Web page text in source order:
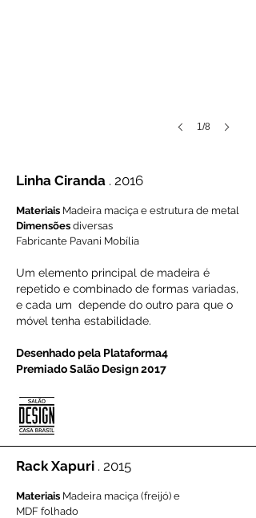
Rack Xapuri . 2015
Materiais Madeira maciça (freijó) e
MDF folhado
1/8
Linha Ciranda . 2016
Materiais Madeira maciça e estrutura de metal
Dimensões diversas
Fabricante Pavani Mobília
Um elemento principal de madeira é
repetido e combinado de formas variadas,
e cada um depende do outro para que o
móvel tenha estabilidade.
Desenhado pela Plataforma4
​Premiado Salão Design 2017